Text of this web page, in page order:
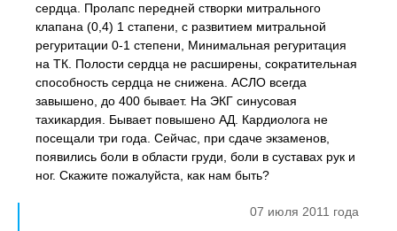
сердца. Пролапс передней створки митрального
клапана (0,4) 1 стапени, с развитием митральной
регуритации 0-1 степени, Минимальная регуритация
на ТК. Полости сердца не расширены, сократительная
способность сердца не снижена. АСЛО всегда
завышено, до 400 бывает. На ЭКГ синусовая
тахикардия. Бывает повышено АД. Кардиолога не
посещали три года. Сейчас, при сдаче экзаменов,
появились боли в области груди, боли в суставах рук и
ног. Скажите пожалуйста, как нам быть?
07 июля 2011 года